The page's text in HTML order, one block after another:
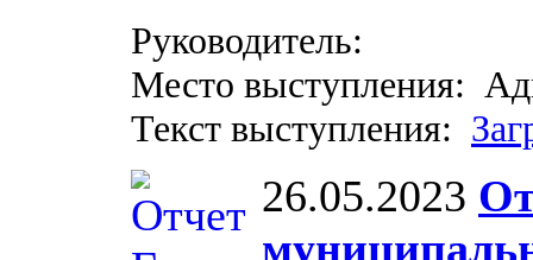
Руководитель:
Место выступления:
Текст выступления:
26.05.2023